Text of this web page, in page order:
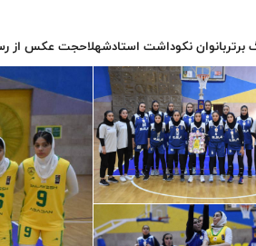
نکوداشت استادشهلاحجت عکس از